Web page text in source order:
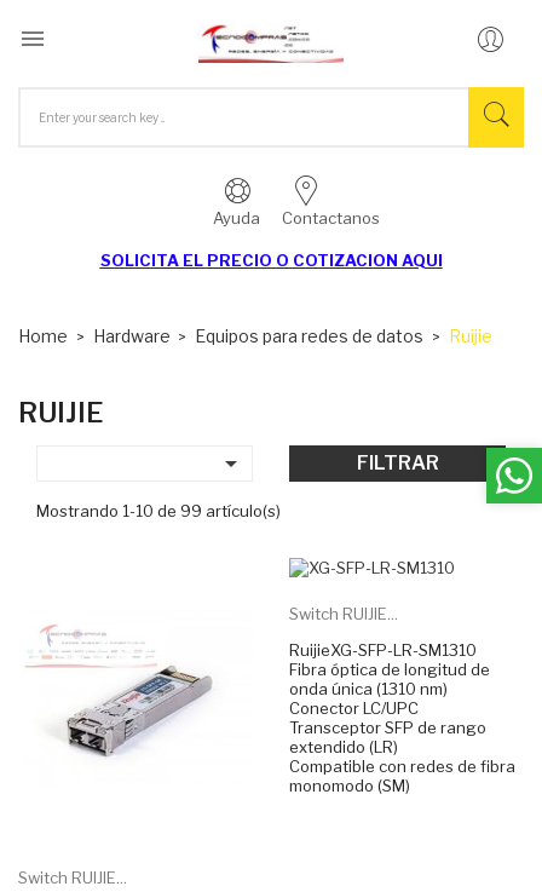

Ayuda Contactanos
SOLICITA EL PRECIO O COTIZACION AQUI
Home Hardware Equipos para redes de datos Ruijie
RUIJIE
 FILTRAR
Mostrando 1-10 de 99 artículo(s)
Switch RUIJIE...
Switch RUIJIE...
RuijieXG-SFP-LR-SM1310
Fibra óptica de longitud de
onda única (1310 nm)
Conector LC/UPC
Transceptor SFP de rango
extendido (LR)
Compatible con redes de fibra
monomodo (SM)